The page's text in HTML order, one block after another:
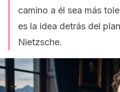
camino a él sea más
es la idea detrás del
Nietzsche.